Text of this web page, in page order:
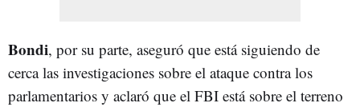
Bondi, por su parte, aseguró que está siguiendo de
cerca las investigaciones sobre el ataque contra los
parlamentarios y aclaró que el FBI está sobre el terreno